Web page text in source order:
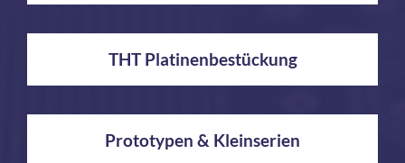
THT Platinenbestückung
Prototypen & Kleinserien